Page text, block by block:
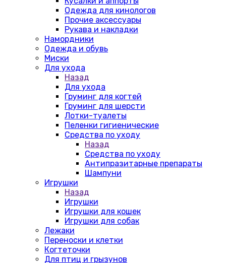
Одежда для кинологов
Прочие аксессуары
Рукава и накладки
Намордники
Одежда и обувь
Миски
Для ухода
Назад
Для ухода
Груминг для когтей
Груминг для шерсти
Лотки-туалеты
Пеленки гигиенические
Средства по уходу
Назад
Средства по уходу
Антипразитарные препараты
Шампуни
Игрушки
Назад
Игрушки
Игрушки для кошек
Игрушки для собак
Лежаки
Переноски и клетки
Когтеточки
Для птиц и грызунов